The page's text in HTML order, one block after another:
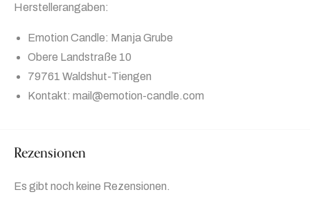
Herstellerangaben:
Emotion Candle: Manja Grube
Obere Landstraße 10
79761 Waldshut-Tiengen
Kontakt: mail@emotion-candle.com
Rezensionen
Es gibt noch keine Rezensionen.